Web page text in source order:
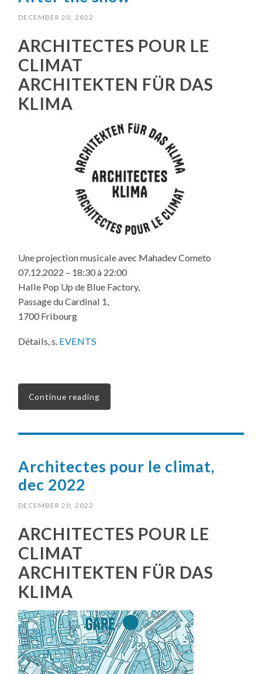
DECEMBER 20, 2022
ARCHITECTES POUR LE
CLIMAT
ARCHITEKTEN FÜR DAS
KLIMA
Une projection musicale avec Mahadev Cometo
07.12.2022 – 18:30 à 22:00
Halle Pop Up de Blue Factory,
Passage du Cardinal 1,
1700 Fribourg
Détails, s. EVENTS
Continue reading
Architectes pour le climat,
dec 2022
DECEMBER 20, 2022
ARCHITECTES POUR LE
CLIMAT
ARCHITEKTEN FÜR DAS
KLIMA